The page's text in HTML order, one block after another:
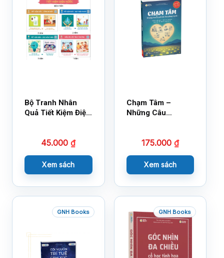
Bộ Tranh Nhân
Quả Tiết Kiệm Điện
45.000₫
Xem sách
Chạm Tâm –
Những Câu
175.000 ₫
Xem sách
GNH Books GNH Books